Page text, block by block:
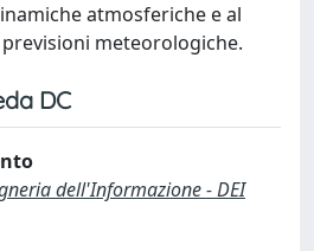
atmosferiche e al
meteorologiche.
DC
dell'Informazione - DEI